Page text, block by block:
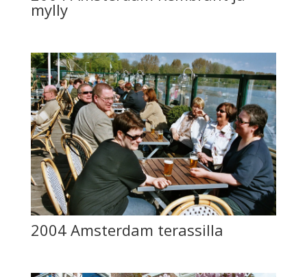
mylly
2004 Amsterdam terassilla